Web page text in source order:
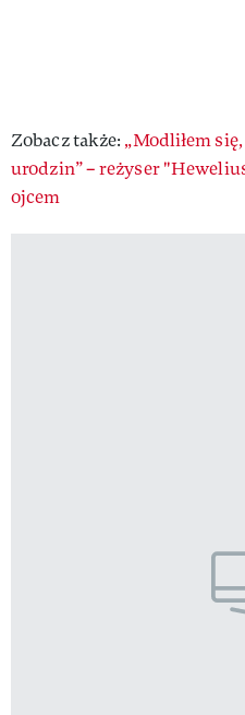
Zobacz także: „Modliłem
urodzin” – reżyser
ojcem